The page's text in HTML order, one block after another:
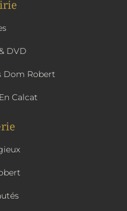
DVD
Dom Robert
Calcat